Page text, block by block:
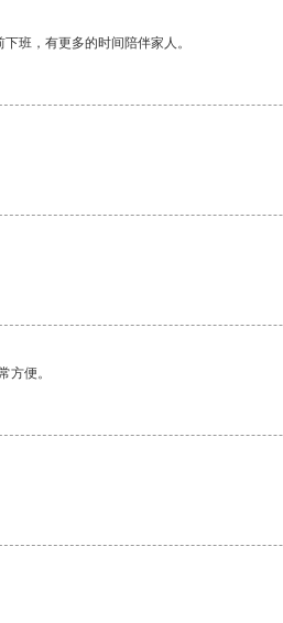
班，有更多的时间陪伴家人。
方便。